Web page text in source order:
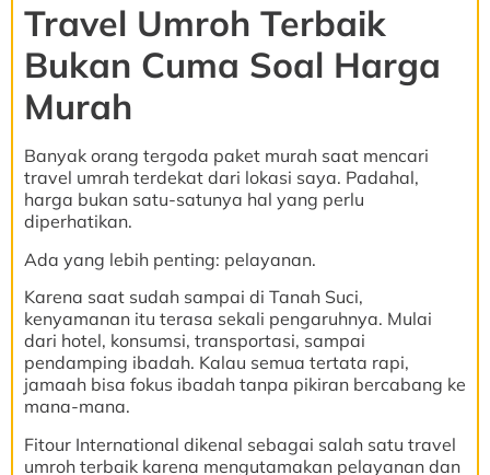
Travel Umroh Terbaik
Bukan Cuma Soal Harga
Murah
Banyak orang tergoda paket murah saat mencari
travel umrah terdekat dari lokasi saya. Padahal,
harga bukan satu-satunya hal yang perlu
diperhatikan.
Ada yang lebih penting: pelayanan.
Karena saat sudah sampai di Tanah Suci,
kenyamanan itu terasa sekali pengaruhnya. Mulai
dari hotel, konsumsi, transportasi, sampai
pendamping ibadah. Kalau semua tertata rapi,
jamaah bisa fokus ibadah tanpa pikiran bercabang ke
mana-mana.
Fitour International dikenal sebagai salah satu travel
umroh terbaik karena mengutamakan pelayanan dan